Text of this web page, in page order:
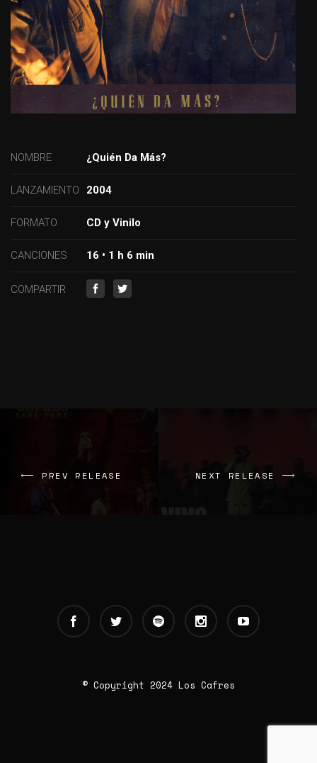
NOMBRE ¿Quién Da Más?
LANZAMIENTO 2004
FORMATO CD y Vinilo
CANCIONES 16 • 1 h 6 min
COMPARTIR
PREV RELEASE NEXT RELEASE
© Copyright 2024 Los Cafres